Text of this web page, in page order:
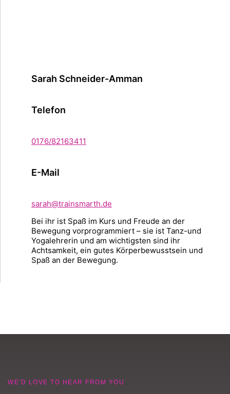
Sarah Schneider-Amman
Telefon
0176/82163411
E-Mail
sarah@trainsmarth.de
Bei ihr ist Spaß im Kurs und Freude an der
Bewegung vorprogrammiert – sie ist Tanz-und
Yogalehrerin und am wichtigsten sind ihr
Achtsamkeit, ein gutes Körperbewusstsein und
Spaß an der Bewegung.
WE'D LOVE TO HEAR FROM YOU